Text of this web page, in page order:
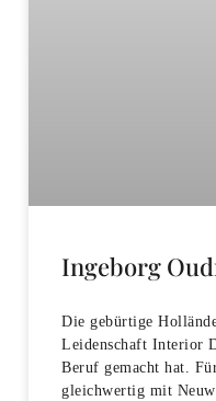
Ingeborg
Die gebürtige
Leidenschaft Interior
Beruf gemacht hat.
gleichwertig mit